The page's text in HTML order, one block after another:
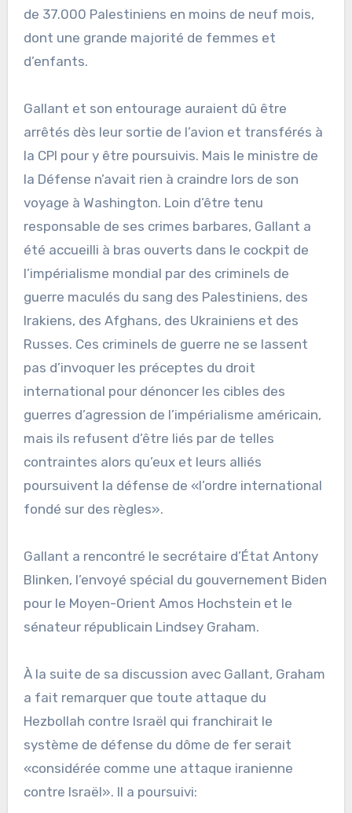
de 37.000 Palestiniens en moins de neuf mois,
dont une grande majorité de femmes et
d’enfants.
Gallant et son entourage auraient dû être
arrêtés dès leur sortie de l’avion et transférés à
la CPI pour y être poursuivis. Mais le ministre de
la Défense n’avait rien à craindre lors de son
voyage à Washington. Loin d’être tenu
responsable de ses crimes barbares, Gallant a
été accueilli à bras ouverts dans le cockpit de
l’impérialisme mondial par des criminels de
guerre maculés du sang des Palestiniens, des
Irakiens, des Afghans, des Ukrainiens et des
Russes. Ces criminels de guerre ne se lassent
pas d’invoquer les préceptes du droit
international pour dénoncer les cibles des
guerres d’agression de l’impérialisme américain,
mais ils refusent d’être liés par de telles
contraintes alors qu’eux et leurs alliés
poursuivent la défense de «l’ordre international
fondé sur des règles».
Gallant a rencontré le secrétaire d’État Antony
Blinken, l’envoyé spécial du gouvernement Biden
pour le Moyen-Orient Amos Hochstein et le
sénateur républicain Lindsey Graham.
À la suite de sa discussion avec Gallant, Graham
a fait remarquer que toute attaque du
Hezbollah contre Israël qui franchirait le
système de défense du dôme de fer serait
«considérée comme une attaque iranienne
contre Israël». Il a poursuivi: